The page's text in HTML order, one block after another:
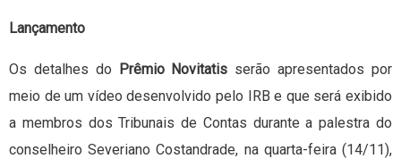
Lançamento
Os detalhes do Prêmio Novitatis serão apresentados por
meio de um vídeo desenvolvido pelo IRB e que será exibido
a membros dos Tribunais de Contas durante a palestra do
conselheiro Severiano Costandrade, na quarta-feira (14/11),